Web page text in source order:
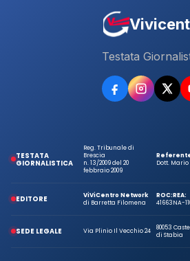
Testata
TESTATA
GIORNALISTICA
Reg. Tribunale di
Brescia
n. 13/2009 del 20
febbraio 2009
Dott. Mario
EDITORE
ViViCentro Network
di Barretta Filomena
ROC:
41663
REA:
NA-
SEDE LEGALE Via Plinio Il Vecchio 24
80053
di Stabia